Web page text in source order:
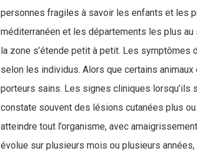
personnes fragiles à savoir les enfants et les
méditerranéen et les départements les plus
la zone s’étende petit à petit. Les symptômes
selon les individus. Alors que certains
porteurs sains. Les signes cliniques lorsqu’ils
constate souvent des lésions cutanées plus
atteindre tout l’organisme, avec
évolue sur plusieurs mois ou plusieurs années,